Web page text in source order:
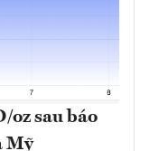
oz sau báo
Mỹ